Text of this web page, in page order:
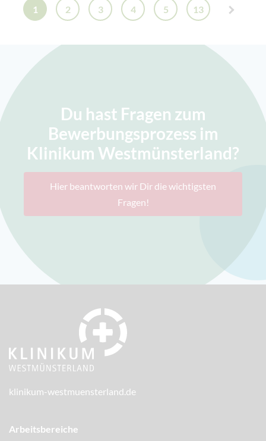
1 2 3 4 5 13
Du hast Fragen zum
Bewerbungsprozess im
Klinikum Westmünsterland?
Hier beantworten wir Dir die wichtigsten
Fragen!
klinikum-westmuensterland.de
Arbeitsbereiche